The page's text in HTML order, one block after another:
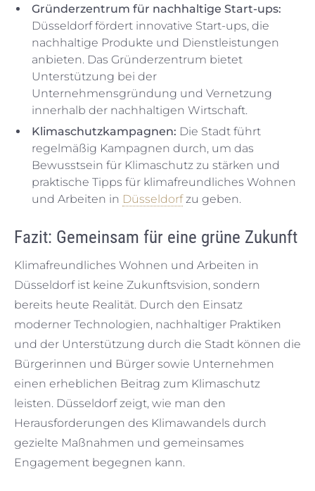
Gründerzentrum für nachhaltige Start-ups:
Düsseldorf fördert innovative Start-ups, die
nachhaltige Produkte und Dienstleistungen
anbieten. Das Gründerzentrum bietet
Unterstützung bei der
Unternehmensgründung und Vernetzung
innerhalb der nachhaltigen Wirtschaft.
Klimaschutzkampagnen: Die Stadt führt
regelmäßig Kampagnen durch, um das
Bewusstsein für Klimaschutz zu stärken und
praktische Tipps für klimafreundliches Wohnen
und Arbeiten in Düsseldorfzu geben.
Fazit: Gemeinsam für eine grüne Zukunft
Klimafreundliches Wohnen und Arbeiten in
Düsseldorf ist keine Zukunftsvision, sondern
bereits heute Realität. Durch den Einsatz
moderner Technologien, nachhaltiger Praktiken
und der Unterstützung durch die Stadt können die
Bürgerinnen und Bürger sowie Unternehmen
einen erheblichen Beitrag zum Klimaschutz
leisten. Düsseldorf zeigt, wie man den
Herausforderungen des Klimawandels durch
gezielte Maßnahmen und gemeinsames
Engagement begegnen kann.